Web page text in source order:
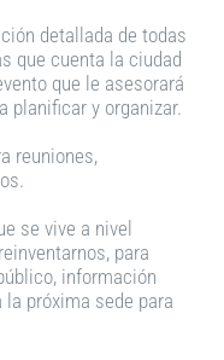
detallada de todas
que cuenta la ciudad
que le asesorará
planificar y organizar.
reuniones,
se vive a nivel
para
información
próxima sede para